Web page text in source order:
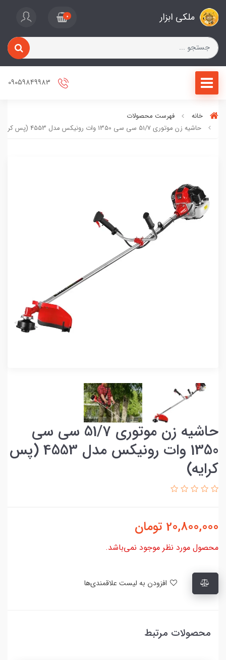
ملکی ابزار 0
خانه
فهرست محصولات
حاشیه زن موتوری 51/7 سی سی 1350 وات رونیکس مدل 4553 (پس کرایه)
حاشیه زن موتوری 51/7 سی سی
1350 وات رونیکس مدل 4553 (پس
کرایه)
20,800,000 تومان
محصول مورد نظر موجود نمی‌باشد.
محصولات مرتبط